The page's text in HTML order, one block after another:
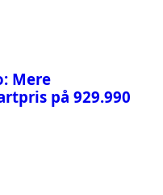
Mere
på 929.990